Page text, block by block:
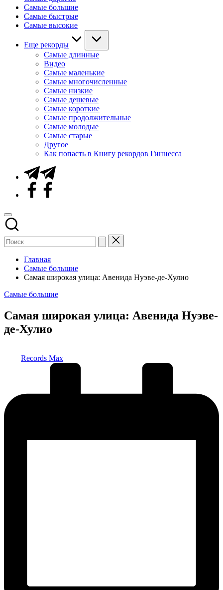
Самые большие
Самые быстрые
Самые высокие
Еще рекорды
Самые длинные
Видео
Самые маленькие
Самые многочисленные
Самые низкие
Самые дешевые
Самые короткие
Самые продолжительные
Самые молодые
Самые старые
Другое
Как попасть в Книгу рекордов Гиннесса
Telegram
Facebook
Главная
Самые большие
Самая широкая улица: Авенида Нуэве-де-Хулио
Опубликовано
Самые большие
Самая широкая улица: Авенида Нуэве-
де-Хулио
Records Max